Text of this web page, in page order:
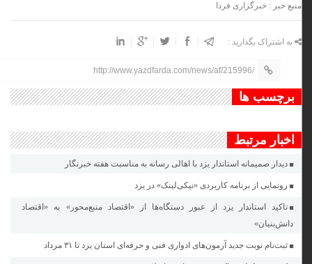
منبع خبر : خبرگزاری فردا
به اشتراک بگذارید :
http://www.yazdfarda.com/news/af/215996/
برچسب ها
اخبار مرتبط
دیدار صمیمانه استاندار یزد با اهالی رسانه به مناسبت هفته خبرنگار
رونمایی از برنامه کاربردی «نیکی‌لینک» در یزد
تاکید استاندار یزد از عبور دستگاه‌ها از «اقتصاد منبع‌محور» به «اقتصاد
دانش‌بنیان»
ثبت‌نام نوبت جدید آزمون‌های ادواری فنی و حرفه‌ای استان یزد تا ٣١ مرداد